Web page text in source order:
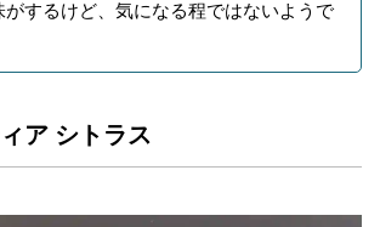
がするけど、気になる程ではないようで
ア シトラス